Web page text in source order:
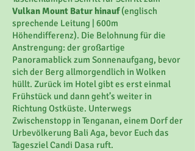
Vulkan Mount Batur hinauf(englisch
sprechende Leitung | 600m
Höhendifferenz). Die Belohnung für die
Anstrengung: der großartige
Panoramablick zum Sonnenaufgang, bevor
sich der Berg allmorgendlich in Wolken
hüllt. Zurück im Hotel gibt es erst einmal
Frühstück und dann geht’s weiter in
Richtung Ostküste. Unterwegs
Zwischenstopp in Tenganan, einem Dorf der
Urbevölkerung Bali Aga, bevor Euch das
Tagesziel Candi Dasa ruft.